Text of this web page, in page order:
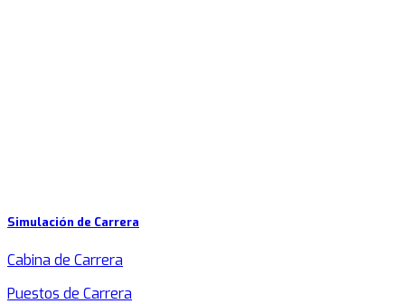
Simulación de Carrera
Cabina de Carrera
Puestos de Carrera